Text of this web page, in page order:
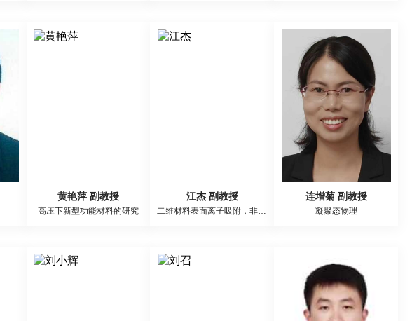
黄艳萍 副教授
高压下新型功能材料的研究
江杰 副教授
二维材料表面离子吸附，非平衡态晶体可控合成，超高灵敏传感技术开发
连增菊 副教授
凝聚态物理